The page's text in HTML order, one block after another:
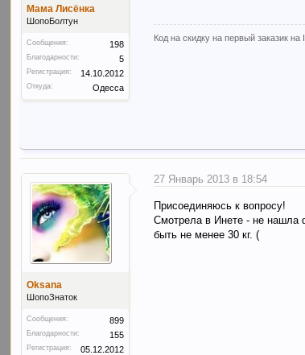
Мама Лисёнка
ШопоБолтун
Сообщения: 198
Благодарности: 5
Регистрация: 14.10.2012
Откуда: Одесса
Код на скидку на первый заказик
Oksana
ШопоЗнаток
Сообщения: 899
Благодарности: 155
Регистрация: 05.12.2012
27 Январь 2013 в 18:54
Присоединяюсь к вопросу!
Смотрела в Инете - не нашла
быть не менее 30 кг. (